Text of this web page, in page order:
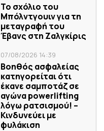
Το σχόλιο του
Μπόλντγουιν για τη
μεταγραφή του
Έβανς στη Ζαλγκίρις
07/08/2026 14:39
Βοηθός ασφαλείας
κατηγορείται ότι
έκανε σαμποτάζ σε
αγώνα powerlifting
λόγω ρατσισμού! –
Κινδυνεύει με
φυλάκιση